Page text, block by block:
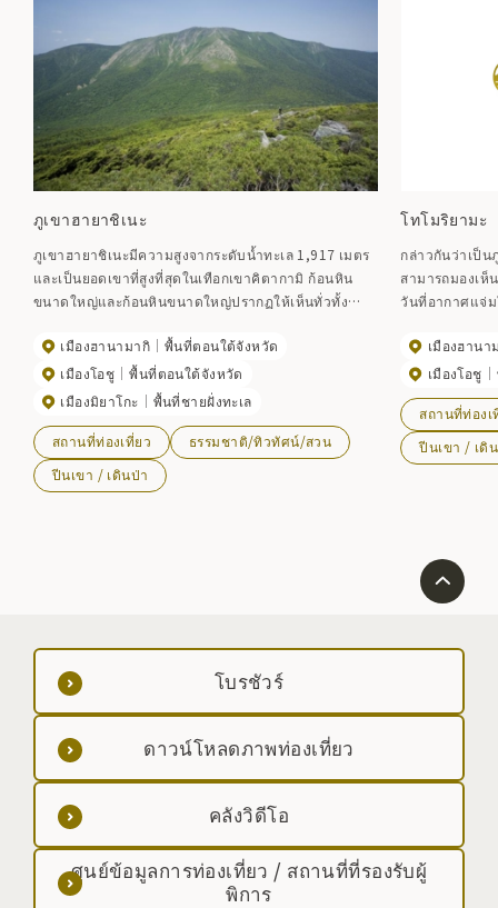
ภูเขาฮายาชิเนะ
ภูเขาฮายาชิเนะมีความสูงจากระดับน้ำทะเล 1,917 เมตร
และเป็นยอดเขาที่สูงที่สุดในเทือกเขาคิตากามิ ก้อนหิน
ขนาดใหญ่และก้อนหินขนาดใหญ่ปรากฏให้เห็นทั่วทั้ง
ทนทานต่อสภาพแวดล้อมธรรมชาติที่เลวร้ายกำลัง
ออกดอก จากเส้นทางเดินป่า 3 เส้นทาง เส้นทางที่เป็นที่
นิยมมากที่สุดคือเส้นทาง Kawaranobo และเส้นทาง
สามารถถึงยอดเขาได้ในเวลาประมาณ 3 ชั่วโมง ภูเขาฮา
ยาชิเนะซึ่งมีชื่อเสียงด้านพืชอัลไพน์ยังมีใบไม้เปลี่ยนสีที่
สวยงามในป่าอีกด้วย ทัศนียภาพของใบไม้เปลี่ยนสีสีสัน
26 พฤษภาคม 2559 ทำให้เส้นทางเดินป่า Kawaranobo
บางส่วนพังทลายลง ทำให้ไม่สามารถสัญจรได้ ดังนั้นจึง
ต้องปิดเส้นทางไปก่อน *เพื่อปกป้องสิ่งแวดล้อมทาง
ธรรมชาติของภูเขาฮายาชิเน เราขอให้ผู้ปีนเขาใช้ห้องน้ำ
เคลื่อนที่ทุกคน ดูรายละเอียดเพิ่มเติมได้ที่ [ ข้อมูลที่
เกี่ยวข้องกับภูเขาฮายาชิเน ]
เมืองฮานามากิ
พื้นที่ตอนใต้จังหวัด
เมืองโอชู
พื้นที่ตอนใต้จังหวัด
เมืองมิยาโกะ
พื้นที่ชายฝั่งทะเล
สถานที่ท่องเที่ยว
ธรรมชาติ/ทิวทัศน์/สวน
ปีนเขา / เดินป่า
โทโมริยามะ
กล่าวกันว่าเป็
สามารถมองเห็
วันที่อากาศแจ่ม
เมืองฮานา
เมืองโอชู
สถานที่ท่องเ
ปีนเขา / เดิ
โบรชัวร์
ดาวน์โหลดภาพท่องเที่ยว
คลังวิดีโอ
ศูนย์ข้อมูลการท่องเที่ยว / สถานที่ที่รองรับผู้
พิการ